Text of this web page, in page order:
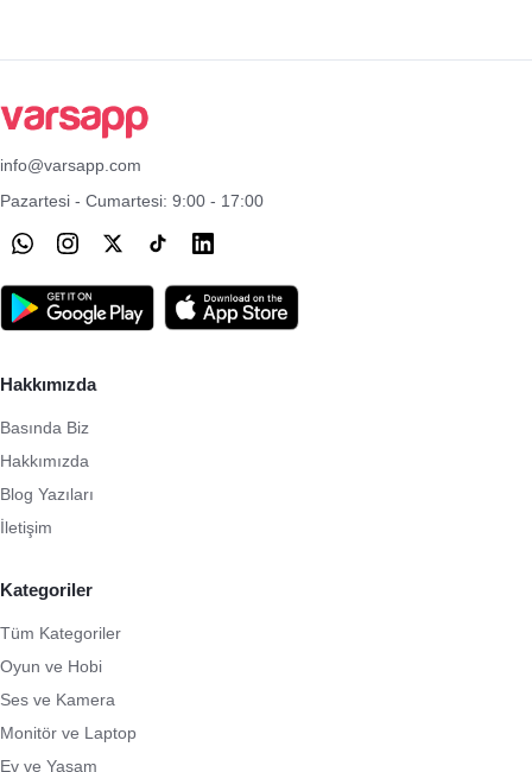
info@varsapp.com
Pazartesi - Cumartesi: 9:00 - 17:00
Hakkımızda
Basında Biz
Hakkımızda
Blog Yazıları
İletişim
Kategoriler
Tüm Kategoriler
Oyun ve Hobi
Ses ve Kamera
Monitör ve Laptop
Ev ve Yaşam